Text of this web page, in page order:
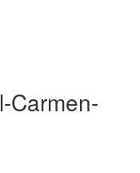
Carmen-